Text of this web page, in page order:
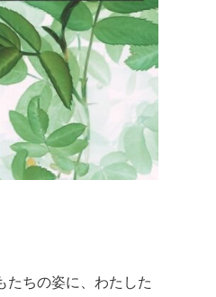
たちの姿に、わたした